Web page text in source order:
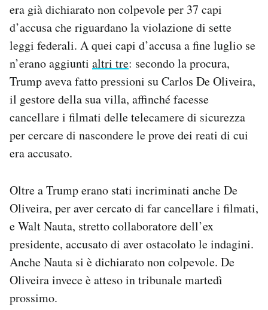
Newsletter
Notifiche mobile
Regala il Post
Hai bisogno di aiuto?
Esci
era già dichiarato non colpevole per 37 capi
d’accusa che riguardano la violazione di sette
leggi federali. A quei capi d’accusa a fine luglio se
n’erano aggiunti altri tre: secondo la procura,
Trump aveva fatto pressioni su Carlos De Oliveira,
il gestore della sua villa, affinché facesse
cancellare i filmati delle telecamere di sicurezza
per cercare di nascondere le prove dei reati di cui
era accusato.
Oltre a Trump erano stati incriminati anche De
Oliveira, per aver cercato di far cancellare i filmati,
e Walt Nauta, stretto collaboratore dell’ex
presidente, accusato di aver ostacolato le indagini.
Anche Nauta si è dichiarato non colpevole. De
Oliveira invece è atteso in tribunale martedì
prossimo.